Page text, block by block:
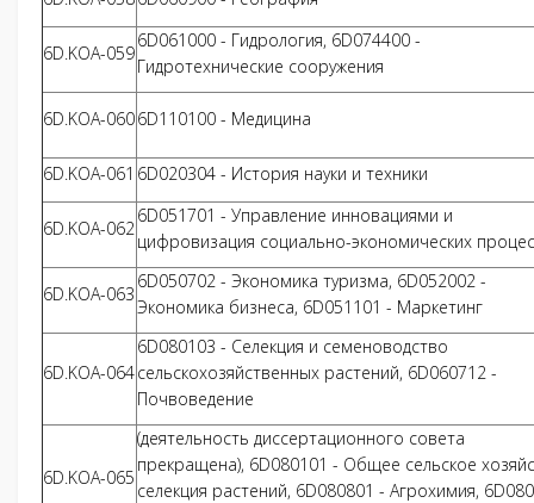
6D.KOA-059
6D061000 - Гидрология, 6D074400 -
Гидротехнические сооружения
6D.KOA-0606D110100 - Медицина
6D.KOA-061 6D020304 - История науки и техники
6D.KOA-062
6D051701 - Управление инновациями и
цифровизация социально-экономических
6D.KOA-063
6D050702 - Экономика туризма, 6D052002 -
Экономика бизнеса, 6D051101 - Маркетинг
6D.KOA-064
6D080103 - Селекция и семеноводство
сельскохозяйственных растений, 6D060712 -
Почвоведение
6D.KOA-065
(деятельность диссертационного совета
прекращена), 6D080101 - Общее сельское
селекция растений, 6D080801 - Агрохимия,